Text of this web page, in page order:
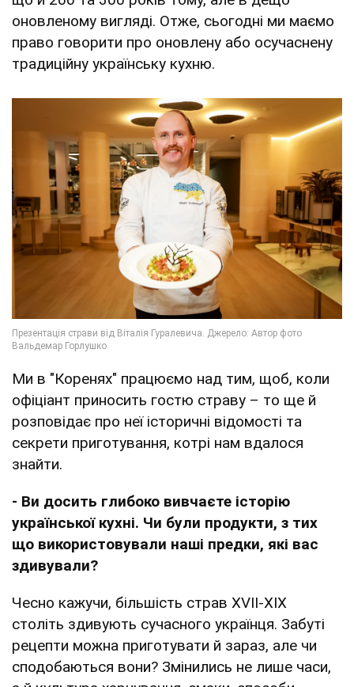
оновленому вигляді. Отже, сьогодні ми маємо
право говорити про оновлену або осучаснену
традиційну українську кухню.
Ми в "Коренях" працюємо над тим, щоб, коли
офіціант приносить гостю страву – то ще й
розповідає про неї історичні відомості та
секрети приготування, котрі нам вдалося
знайти.
- Ви досить глибоко вивчаєте історію
української кухні. Чи були продукти, з тих
що використовували наші предки, які вас
здивували?
Чесно кажучи, більшість страв XVII-XIX
століть здивують сучасного українця. Забуті
рецепти можна приготувати й зараз, але чи
сподобаються вони? Змінились не лише часи,